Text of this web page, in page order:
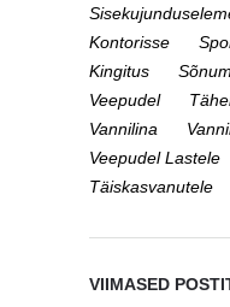
Kontorisse
Kingitus
Veepudel
Vannilina
Veepudel Lastele
Täiskasvanutele
VIIMASED